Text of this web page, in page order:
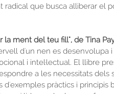
radical que busca alliberar el
la ment del teu fill", de Tina
d'un nen es desenvolupa
i intel·lectual. El llibre
a les necessitats dels
pràctics i principis